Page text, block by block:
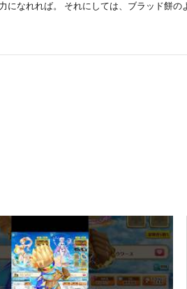
になれれば。 それにしては、ブラッド餅